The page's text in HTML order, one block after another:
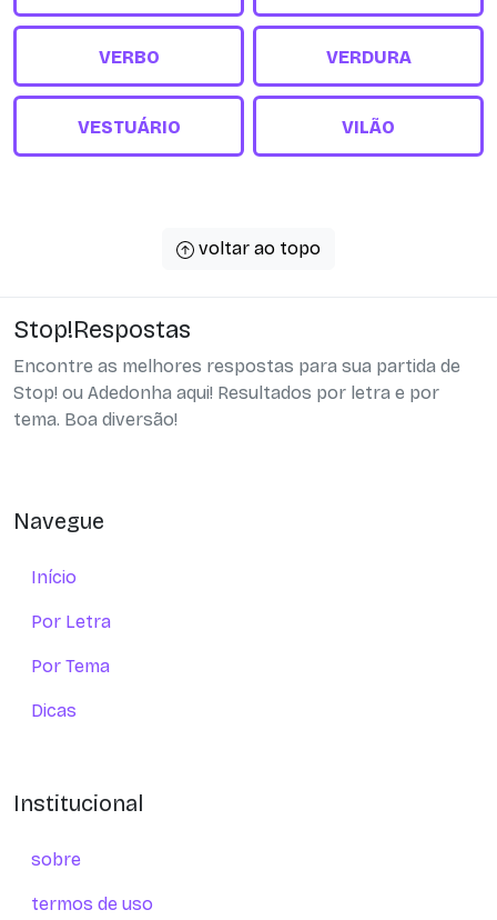
VERBO VERDURA
VESTUÁRIO VILÃO
voltar ao topo
Stop!Respostas
Encontre as melhores respostas para sua partida de
Stop! ou Adedonha aqui! Resultados por letra e por
tema. Boa diversão!
Navegue
Início
Por Letra
Por Tema
Dicas
Institucional
sobre
termos de uso